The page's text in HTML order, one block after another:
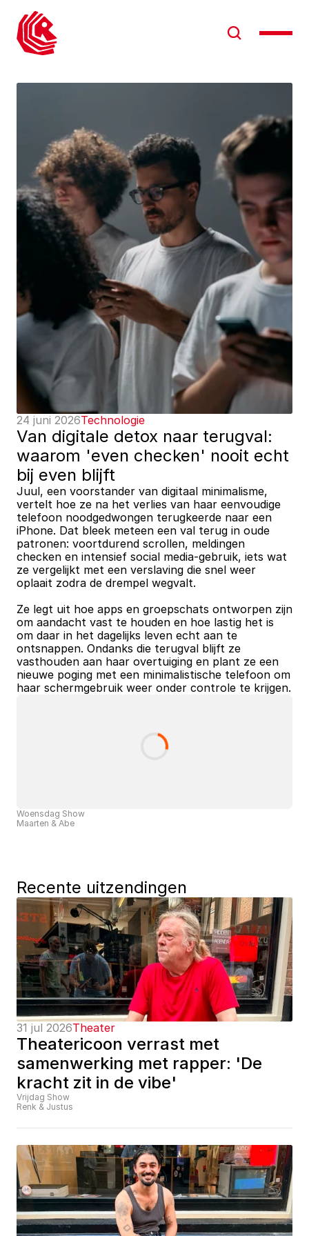
24 juni 2026Technologie
Van digitale detox naar terugval:
waarom 'even checken' nooit echt
bij even blijft
Juul, een voorstander van digitaal minimalisme,
vertelt hoe ze na het verlies van haar eenvoudige
telefoon noodgedwongen terugkeerde naar een
iPhone. Dat bleek meteen een val terug in oude
patronen: voortdurend scrollen, meldingen
checken en intensief social media-gebruik, iets wat
ze vergelijkt met een verslaving die snel weer
oplaait zodra de drempel wegvalt.
Ze legt uit hoe apps en groepschats ontworpen zijn
om aandacht vast te houden en hoe lastig het is
om daar in het dagelijks leven echt aan te
ontsnappen. Ondanks die terugval blijft ze
vasthouden aan haar overtuiging en plant ze een
nieuwe poging met een minimalistische telefoon om
haar schermgebruik weer onder controle te krijgen.
Woensdag Show
Maarten & Abe
Recente uitzendingen
31 jul 2026Theater
Theatericoon verrast met
samenwerking met rapper: 'De
kracht zit in de vibe'
Vrijdag Show
Renk & Justus